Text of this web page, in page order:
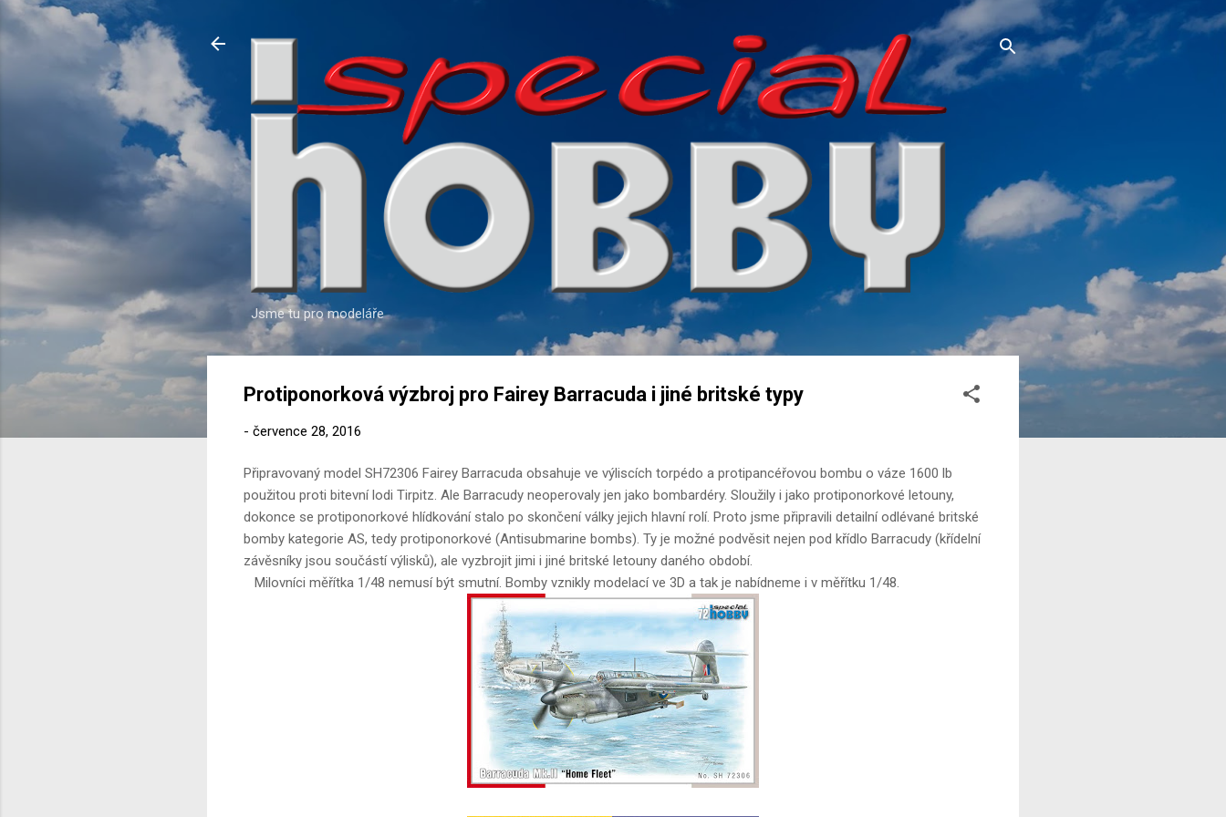
Jsme tu pro modeláře
Protiponorková výzbroj pro Fairey Barracuda i jiné britské typy
- července 28, 2016
Připravovaný model SH72306 Fairey Barracuda obsahuje ve výliscích torpédo a protipancéřovou bombu o váze 1600 lb
použitou proti bitevní lodi Tirpitz. Ale Barracudy neoperovaly jen jako bombardéry. Sloužily i jako protiponorkové letouny,
dokonce se protiponorkové hlídkování stalo po skončení války jejich hlavní rolí. Proto jsme připravili detailní odlévané britské
bomby kategorie AS, tedy protiponorkové (Antisubmarine bombs). Ty je možné podvěsit nejen pod křídlo Barracudy (křídelní
závěsníky jsou součástí výlisků), ale vyzbrojit jimi i jiné britské letouny daného období.
Milovníci měřítka 1/48 nemusí být smutní. Bomby vznikly modelací ve 3D a tak je nabídneme i v měřítku 1/48.